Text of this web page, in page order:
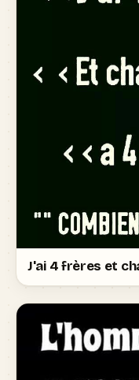
J'ai 4 frères et